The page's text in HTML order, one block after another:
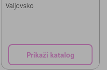
Valjevsko
Prikaži katalog